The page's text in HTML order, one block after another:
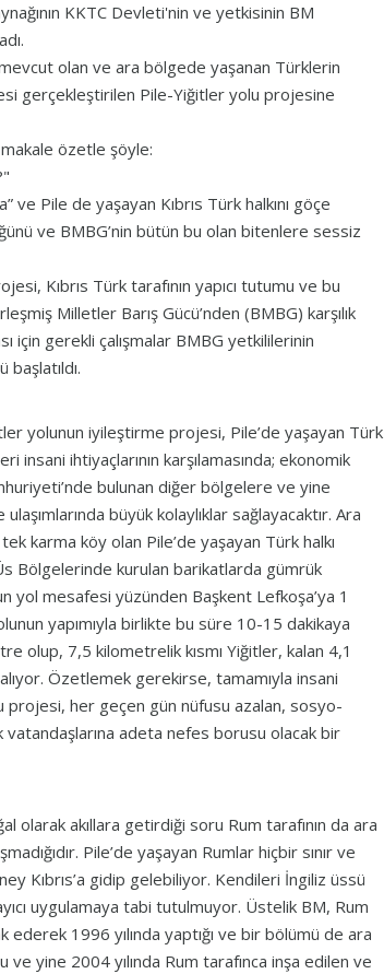
KKTC Devleti'nin ve yetkisinin BM
olan ve ara bölgede yaşanan Türklerin
gerçekleştirilen Pile-Yiğitler yolu projesine
makale özetle şöyle:
ve Pile de yaşayan Kıbrıs Türk halkını göçe
ve BMBG’nin bütün bu olan bitenlere sessiz
Kıbrıs Türk tarafının yapıcı tutumu ve bu
Milletler Barış Gücü’nden (BMBG) karşılık
için gerekli çalışmalar BMBG yetkililerinin
yolunun iyileştirme projesi, Pile’de yaşayan Türk
insani ihtiyaçlarının karşılamasında; ekonomik
bulunan diğer bölgelere ve yine
büyük kolaylıklar sağlayacaktır. Ara
karma köy olan Pile’de yaşayan Türk halkı
Bölgelerinde kurulan barikatlarda gümrük
mesafesi yüzünden Başkent Lefkoşa’ya 1
yapımıyla birlikte bu süre 10-15 dakikaya
olup, 7,5 kilometrelik kısmı Yiğitler, kalan 4,1
Özetlemek gerekirse, tamamıyla insani
projesi, her geçen gün nüfusu azalan, sosyo-
vatandaşlarına adeta nefes borusu olacak bir
akıllara getirdiği soru Rum tarafının da ara
Pile’de yaşayan Rumlar hiçbir sınır ve
Kıbrıs’a gidip gelebiliyor. Kendileri İngiliz üssü
uygulamaya tabi tutulmuyor. Üstelik BM, Rum
ederek 1996 yılında yaptığı ve bir bölümü de ara
yine 2004 yılında Rum tarafınca inşa edilen ve